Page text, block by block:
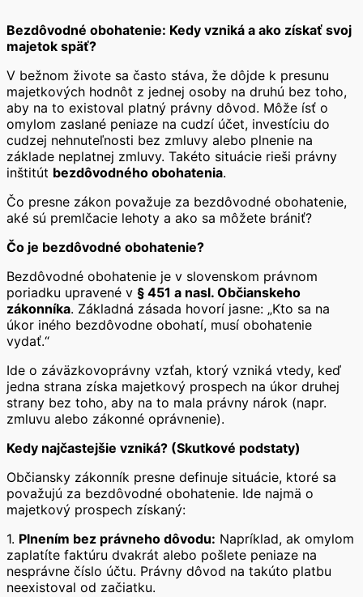
Bezdôvodné obohatenie: Kedy vzniká a ako získať svoj
majetok späť?
V bežnom živote sa často stáva, že dôjde k presunu
majetkových hodnôt z jednej osoby na druhú bez toho,
aby na to existoval platný právny dôvod. Môže ísť o
omylom zaslané peniaze na cudzí účet, investíciu do
cudzej nehnuteľnosti bez zmluvy alebo plnenie na
základe neplatnej zmluvy. Takéto situácie rieši právny
inštitút bezdôvodného obohatenia.
Čo presne zákon považuje za bezdôvodné obohatenie,
aké sú premlčacie lehoty a ako sa môžete brániť?
Čo je bezdôvodné obohatenie?
Bezdôvodné obohatenie je v slovenskom právnom
poriadku upravené v § 451 a nasl. Občianskeho
zákonníka. Základná zásada hovorí jasne: „Kto sa na
úkor iného bezdôvodne obohatí, musí obohatenie
vydať.“
Ide o záväzkovoprávny vzťah, ktorý vzniká vtedy, keď
jedna strana získa majetkový prospech na úkor druhej
strany bez toho, aby na to mala právny nárok (napr.
zmluvu alebo zákonné oprávnenie).
Kedy najčastejšie vzniká? (Skutkové podstaty)
Občiansky zákonník presne definuje situácie, ktoré sa
považujú za bezdôvodné obohatenie. Ide najmä o
majetkový prospech získaný:
1. Plnením bez právneho dôvodu: Napríklad, ak omylom
zaplatíte faktúru dvakrát alebo pošlete peniaze na
nesprávne číslo účtu. Právny dôvod na takúto platbu
neexistoval od začiatku.